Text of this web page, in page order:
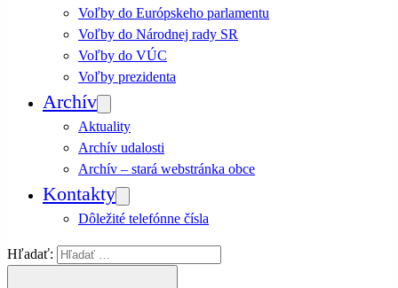
Voľby do Európskeho parlamentu
Voľby do Národnej rady SR
Voľby do VÚC
Voľby prezidenta
Archív
Aktuality
Archív udalosti
Archív – stará webstránka obce
Kontakty
Dôležité telefónne čísla
Hľadať: